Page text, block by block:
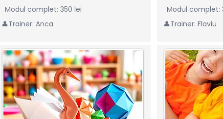
Modul complet: 350 lei
👤Trainer: Anca
Modul complet:
👤Trainer: Flaviu